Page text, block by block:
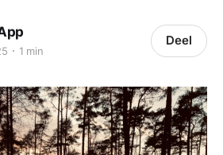
1 min
Deel